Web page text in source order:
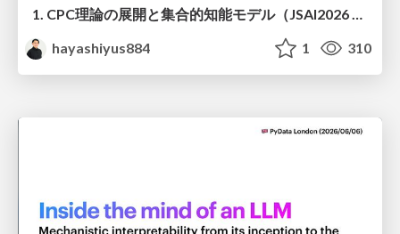
hayashiyus884
1 310